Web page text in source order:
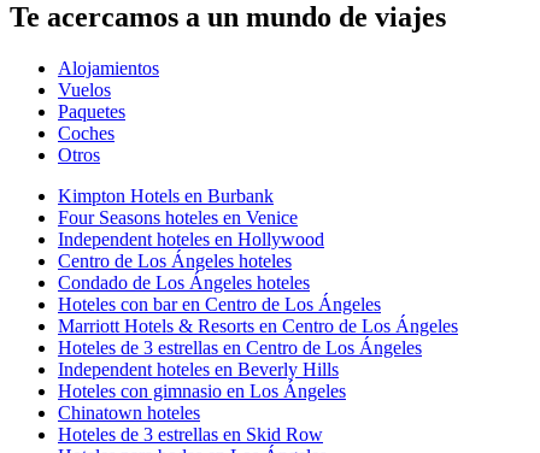
Te acercamos a un mundo de viajes
Alojamientos
Vuelos
Paquetes
Coches
Otros
Kimpton Hotels en Burbank
Four Seasons hoteles en Venice
Independent hoteles en Hollywood
Centro de Los Ángeles hoteles
Condado de Los Ángeles hoteles
Hoteles con bar en Centro de Los Ángeles
Marriott Hotels & Resorts en Centro de Los Ángeles
Hoteles de 3 estrellas en Centro de Los Ángeles
Independent hoteles en Beverly Hills
Hoteles con gimnasio en Los Ángeles
Chinatown hoteles
Hoteles de 3 estrellas en Skid Row